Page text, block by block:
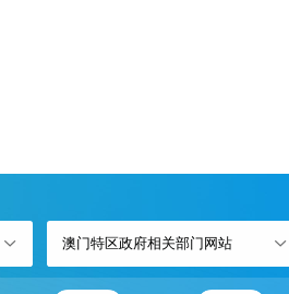
澳门特区政府相关部门网站